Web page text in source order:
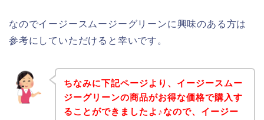
なのでイージースムージーグリーンに興味のある方は
参考にしていただけると幸いです。
ちなみに下記ページより、イージースムー
ジーグリーンの商品がお得な価格で購入す
ることができましたよ♪なので、イージー